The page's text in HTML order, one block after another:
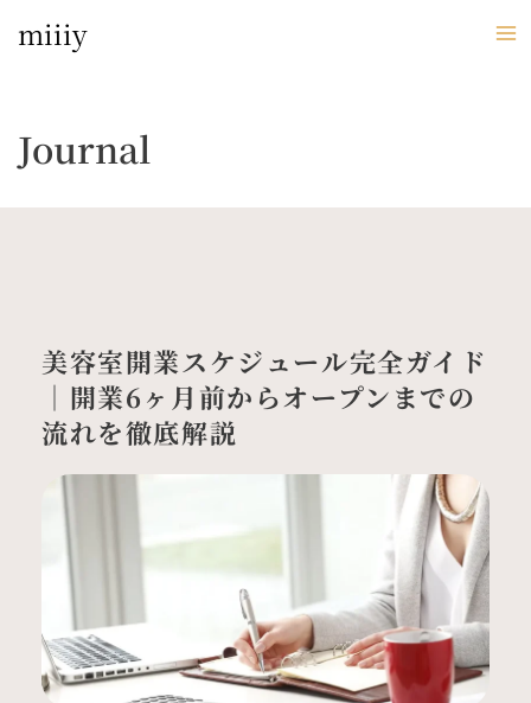
miiiy
Journal
美容室開業スケジュール完全ガイド
｜開業6ヶ月前からオープンまでの
流れを徹底解説